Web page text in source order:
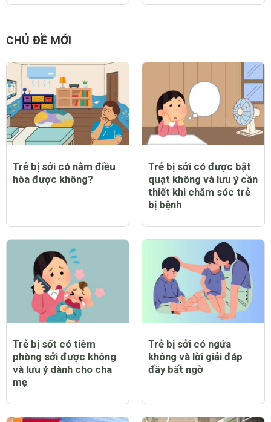
2 loại chi phí mẹ bầu
nên tham khảo trước
CHỦ ĐỀ MỚI
Trẻ bị sởi có nằm điều
hòa được không?
Trẻ bị sởi có được bật
quạt không và lưu ý cần
thiết khi chăm sóc trẻ
bị bệnh